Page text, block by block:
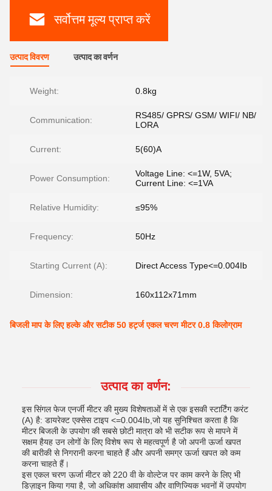
सर्वोत्तम मूल्य प्राप्त करें
उत्पाद विवरण उत्पाद का वर्णन
Weight: 0.8kg
Communication:
RS485/ GPRS/ GSM/ WIFI/ NB/
LORA
Current: 5(60)A
Power Consumption:
Voltage Line: <=1W, 5VA;
Current Line: <=1VA
Relative Humidity: ≤95%
Frequency: 50Hz
Starting Current (A): Direct Access Type<=0.004Ib
Dimension: 160x112x71mm
बिजली माप के लिए हल्के और सटीक 50 हर्ट्ज एकल चरण मीटर 0.8 किलोग्राम
उत्पाद का वर्णन:
इस सिंगल फेज एनर्जी मीटर की मुख्य विशेषताओं में से एक इसकी स्टार्टिंग करंट
(A) है: डायरेक्ट एक्सेस टाइप <=0.004Ib,जो यह सुनिश्चित करता है कि
मीटर बिजली के उपयोग की सबसे छोटी मात्रा को भी सटीक रूप से मापने में
सक्षम हैयह उन लोगों के लिए विशेष रूप से महत्वपूर्ण है जो अपनी ऊर्जा खपत
की बारीकी से निगरानी करना चाहते हैं और अपनी समग्र ऊर्जा खपत को कम
करना चाहते हैं।
इस एकल चरण ऊर्जा मीटर को 220 वी के वोल्टेज पर काम करने के लिए भी
डिज़ाइन किया गया है, जो अधिकांश आवासीय और वाणिज्यिक भवनों में उपयोग